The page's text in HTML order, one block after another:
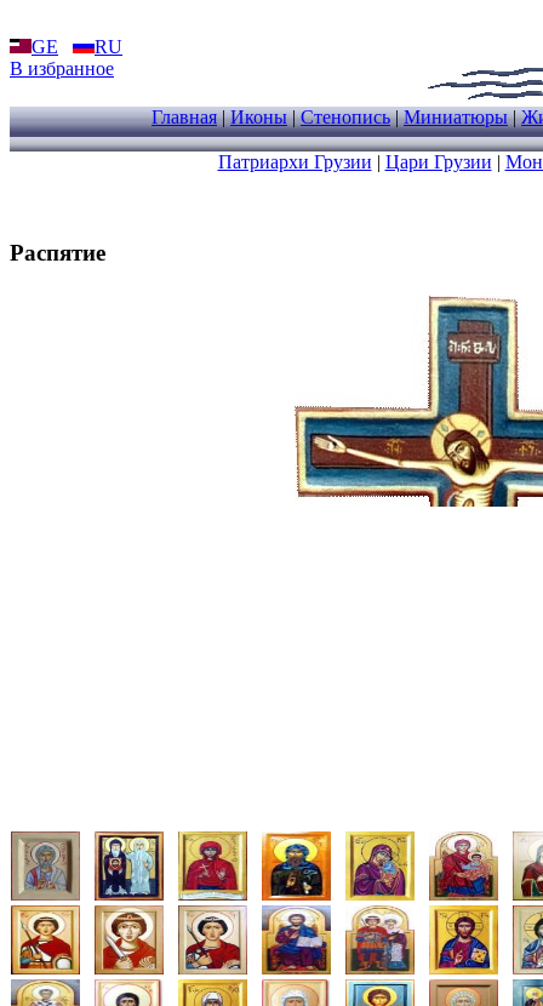
GE
RU
В избранное
Главная|Иконы|Стенопись|Миниатюры|
Патриархи Грузии | Цари Грузии |
Распятие